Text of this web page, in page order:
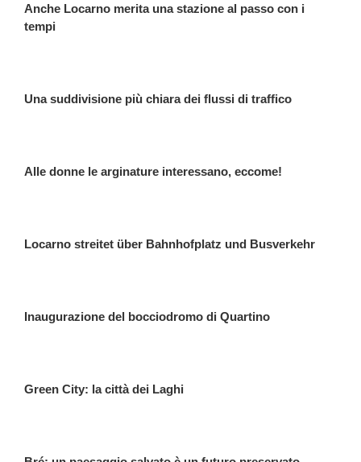
Anche Locarno merita una stazione al passo con i
tempi
Una suddivisione più chiara dei flussi di traffico
Alle donne le arginature interessano, eccome!
Locarno streitet über Bahnhofplatz und Busverkehr
Inaugurazione del bocciodromo di Quartino
Green City: la città dei Laghi